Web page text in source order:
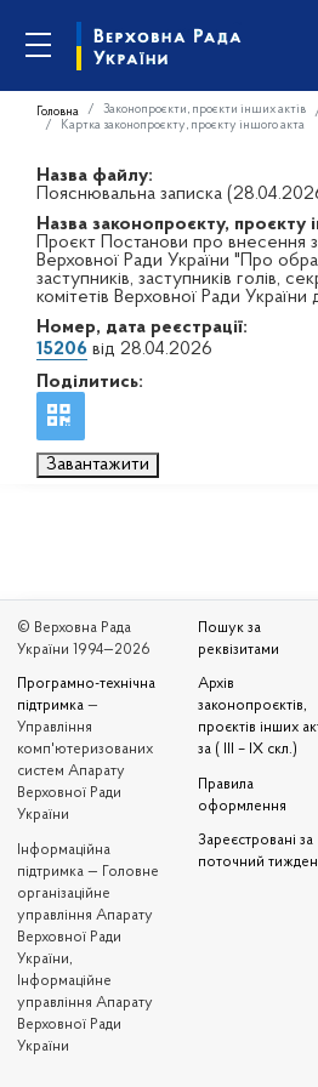
Головна Законопроєкти, проєкти інших актів
Картка законопроєкту, проєкту іншого акта
Назва файлу:
Пояснювальна записка
Назва законопроєкту, проєкту
Проєкт Постанови про внесення
Верховної Ради України "Про
заступників, заступників голів,
комітетів Верховної Ради України
Номер, дата реєстрації:
15206 від 28.04.2026
Поділитись:
Завантажити
© Верховна Рада
України 1994—2026
Програмно-технічна
підтримка —
Управління
комп'ютеризованих
систем Апарату
Верховної Ради
України
Iнформаційна
підтримка — Головне
організаційне
управління Апарату
Верховної Ради
України,
Інформаційне
управління Апарату
Верховної Ради
України
Пошук за
реквізитами
Архів
законопроєктів,
проєктів інших
за ( III – IX скл.)
Правила
оформлення
Зареєстровані за
поточний